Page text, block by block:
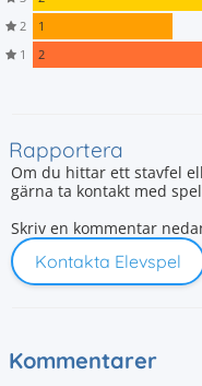
2
1
1
2
Rapportera
Om du hittar ett stavfel
gärna ta kontakt med
Skriv en kommentar
Kontakta Elevspel
Kommentarer